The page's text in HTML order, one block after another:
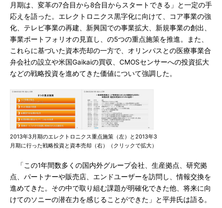
月期は、変革の7合目から8合目からスタートできる」と一定の手
応えを語った。エレクトロニクス黒字化に向けて、コア事業の強
化、テレビ事業の再建、新興国での事業拡大、新規事業の創出、
事業ポートフォリオの見直し、の5つの重点施策を推進。また、
これらに基づいた資本売却の一方で、オリンパスとの医療事業合
弁会社の設立や米国Gaikaiの買収、CMOSセンサーへの投資拡大
などの戦略投資を進めてきた価値について強調した。
2013年3月期のエレクトロニクス重点施策（左）と2013年3
月期に行った戦略投資と資本売却（右）（クリックで拡大）
「この1年間数多くの国内外グループ会社、生産拠点、研究拠
点、パートナーや販売店、エンドユーザーを訪問し、情報交換を
進めてきた。その中で取り組む課題が明確化できた他、将来に向
けてのソニーの潜在力を感じることができた」と平井氏は語る。